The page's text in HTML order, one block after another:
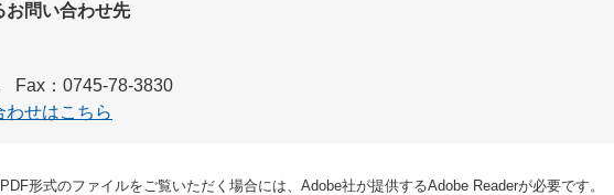
お問い合わせ先
Fax：0745-78-3830
わせはこちら
PDF形式のファイルをご覧いただく場合には、Adobe社が提供するAdobe Readerが必要です。